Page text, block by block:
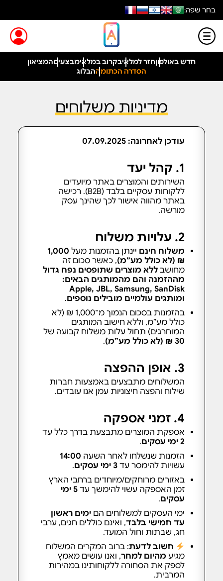
בחר שפה:
חדש באולפוןחזר למלאיבקרוב במלאימבצעיםהמציאון
הסדרה הכתומההבלוג
מדיניות משלוחים
עודכן לאחרונה: 07.09.2025
1. קהל יעד
השירותים והמוצרים באתר מיועדים
ללקוחות עסקיים בלבד (B2B). רכישה
באתר מהווה אישור לכך שהינך עסק
מורשה.
2. עלויות משלוח
משלוח חינם יינתן בהזמנות מעל 1,000
₪ (לא כולל מע”מ), כאשר סכום זה
מחושב ללא מוצרים שתופסים נפח גדול
מההזמנה והם מהמותגים הבאים:
Apple, JBL, Samsung, SanDisk
ומותגים עולמיים מובילים נוספים.
בהזמנות בסכום הנמוך מ־1,000 ₪ (לא
כולל מע”מ, וללא חישוב המותגים
המוחרגים) תחול עלות משלוח קבועה של
30 ₪ (לא כולל מע”מ)
.
3. אופן ההפצה
המשלוחים מתבצעים באמצעות חברות
שילוח והפצה חיצוניות עמן אנו עובדים.
4. זמני אספקה
אספקת המוצרים מתבצעת בדרך כלל עד
2 ימי עסקים
.
הזמנות שנשלחו לאחר השעה 14:00
עשויות להימסר עד 3 ימי עסקים
.
באזורים מרוחקים/מיוחדים ברחבי הארץ
זמן האספקה עשוי להימשך עד
5 ימי
עסקים.
ימי העסקים למשלוחים הם ימים ראשון
עד חמישי בלבד, ואינם כוללים חגים, ערבי
חג, שבתות וחול המועד.
חשוב לדעת: ברוב המקרים המשלוח
מגיע מהיום למחר, ואנו עושים מאמץ
לספק את הסחורה ללקוחותינו במהירות
המרבית.